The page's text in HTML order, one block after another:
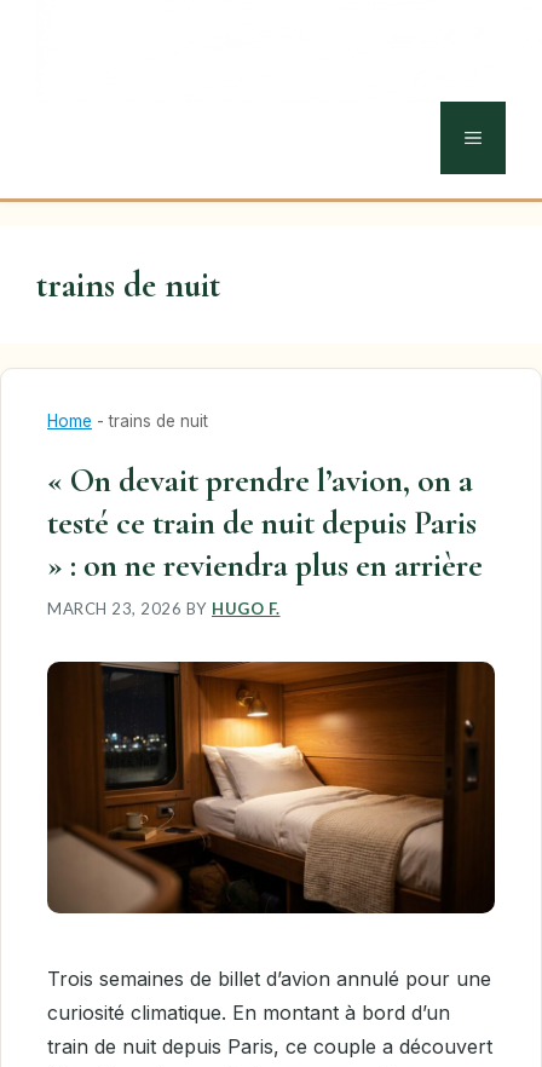
MENU
trains de nuit
Home -trains de nuit
« On devait prendre l’avion, on a
testé ce train de nuit depuis Paris
» : on ne reviendra plus en arrière
MARCH 23, 2026 BY HUGO F.
Trois semaines de billet d’avion annulé pour une
curiosité climatique. En montant à bord d’un
train de nuit depuis Paris, ce couple a découvert